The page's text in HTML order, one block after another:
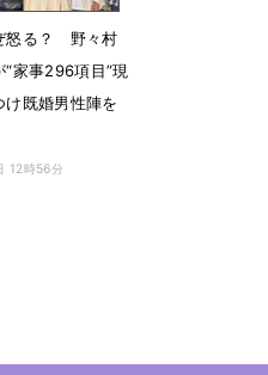
怒る？ 野々村
“家事296項目”現
け既婚男性陣を
12時56分